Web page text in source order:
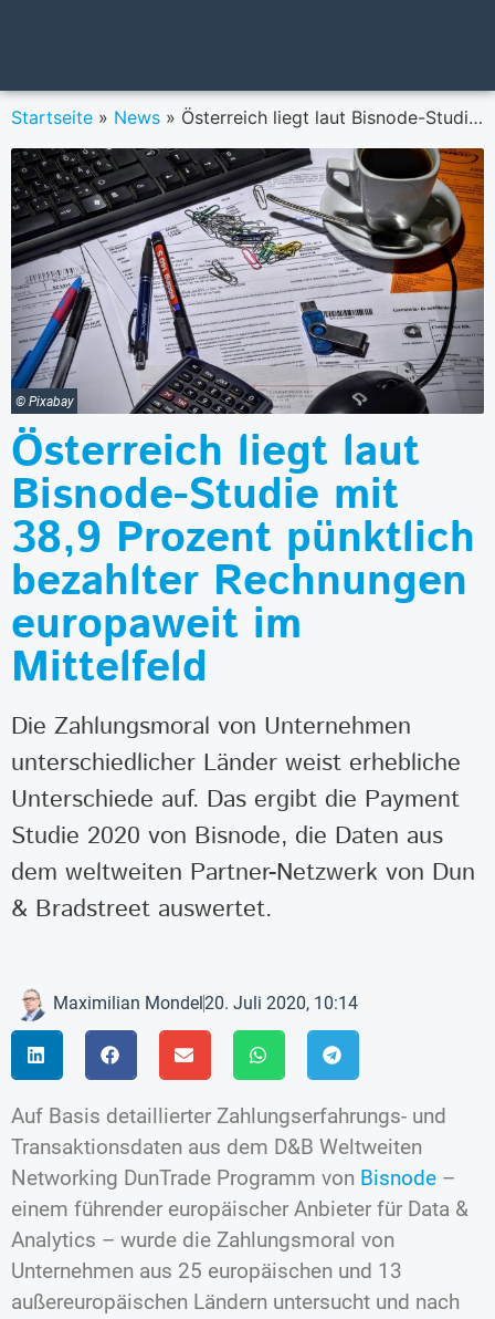
Startseite » News » Österreich liegt laut Bisnode-Studie mit 38,9 Prozent pünktlich bezahlter Rechnungen europaweit im Mittelfeld
© Pixabay
Österreich liegt laut
Bisnode-Studie mit
38,9 Prozent pünktlich
bezahlter Rechnungen
europaweit im
Mittelfeld
Die Zahlungsmoral von Unternehmen
unterschiedlicher Länder weist erhebliche
Unterschiede auf. Das ergibt die Payment
Studie 2020 von Bisnode, die Daten aus
dem weltweiten Partner-Netzwerk von Dun
& Bradstreet auswertet.
Maximilian Mondel20. Juli 2020, 10:14
Auf Basis detaillierter Zahlungserfahrungs- und
Transaktionsdaten aus dem D&B Weltweiten
Networking DunTrade Programm von Bisnode –
einem führender europäischer Anbieter für Data &
Analytics – wurde die Zahlungsmoral von
Unternehmen aus 25 europäischen und 13
außereuropäischen Ländern untersucht und nach